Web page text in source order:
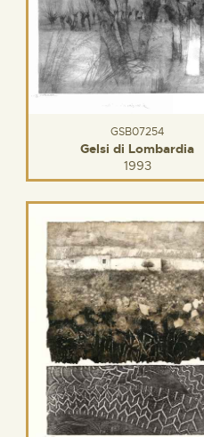
GSB07254
Gelsi di Lombardia
1993